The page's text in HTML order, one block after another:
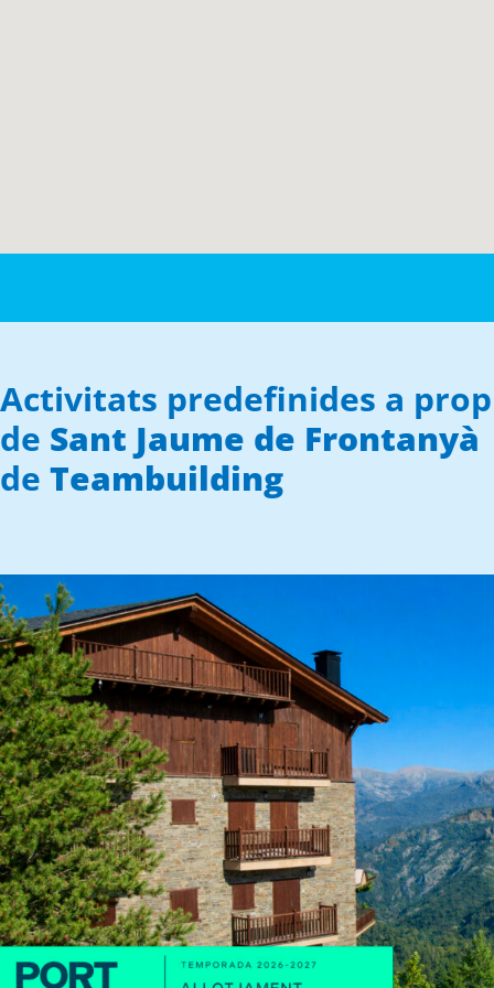
Activitats predefinides a prop
de Sant Jaume de Frontanyà
de Teambuilding